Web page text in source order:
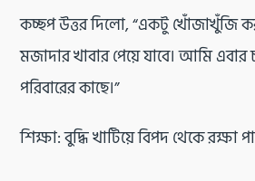
কচ্ছপ উত্তর দিলো, “একটু খোঁজাখুঁজি
মজাদার খাবার পেয়ে যাবে। আমি
পরিবারের কাছে।”
শিক্ষা: বুদ্ধি খাটিয়ে বিপদ থেকে রক্ষা